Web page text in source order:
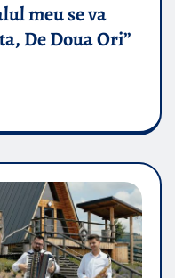
meu se va
De Doua Ori”